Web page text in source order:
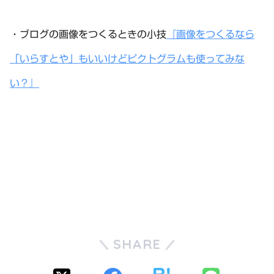
・ブログの画像をつくるときの小技 『画像をつくるなら
「いらすとや」もいいけどピクトグラムも使ってみな
い？』
SHARE